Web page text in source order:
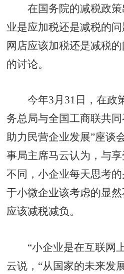
在国务院的减税政策
业是应加税还是减税的
网店应该加税还是减税
的讨论。
今年3月31日，在政
务总局与全国工商联共
助力民营企业发展”座谈
事局主席马云认为，与
不同，小企业每天思考
于小微企业该考虑的显
应该减税减负。
“小企业是在互联网上
云说，“从国家的未来发